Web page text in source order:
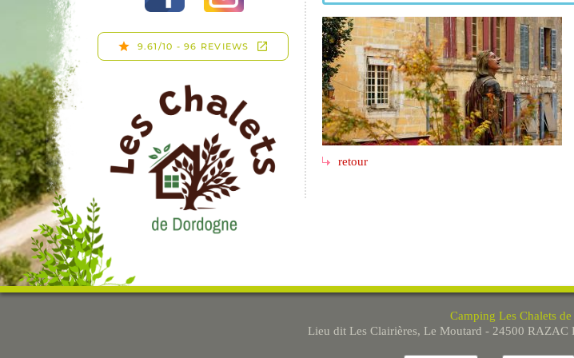
retour
Camping Les Chalets
Lieu dit Les Clairières, Le Moutard - 24500